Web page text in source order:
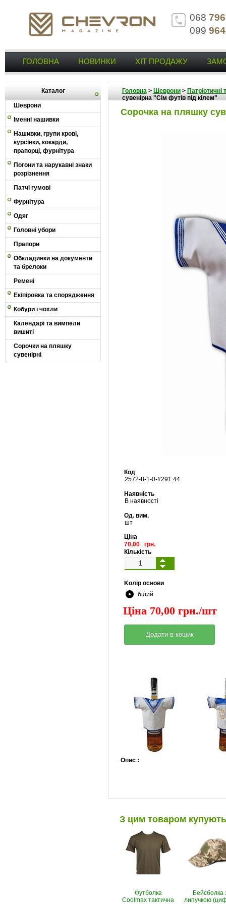
068
099
ГОЛОВНА НОВИНКИ ХІТ ПРОДАЖУ
Каталог
Шеврони
Іменні нашивки
Нашивки, групи крові,
курсівки, кокарди,
прапорці, фурнітура
Погони та нарукавні знаки
розрізнення
Патчі гумові
Фурнітура
Одяг
Головні убори
Прапори
Обкладинки на документи
та брелоки
Ремені
Екіпіровка та спорядження
Кобури і чохли
Календарі та вимпели
вишиті
Сорочки на пляшку
сувенірні
Головна> Шеврони> Патріотичні
сувенірна "Сім футів під кілем"
Сорочка на пляшку
Код
2572-8-1-0-#291.44
Наявність
В наявності
Од. вим.
шт
Ціна
70,00 грн.
Кількість
Kолір основи
білий
Ціна 70,00 грн./шт
Опис :
З цим товаром купують
Футболка
Coolmax тактична
Бейсболка
липучкою